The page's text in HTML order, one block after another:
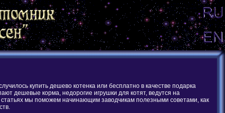
купить дешево котенка или бесплатно в качестве подарка
дешевые корма, недорогие игрушки для котят, ведутся на
мы поможем начинающим заводчикам полезными советами, как